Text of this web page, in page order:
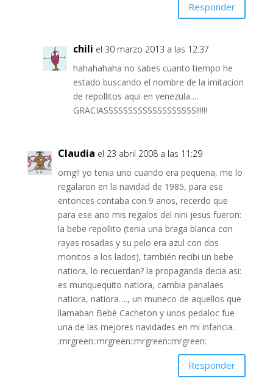
Responder
chili el 30 marzo 2013 a las 12:37
hahahahaha no sabes cuanto tiempo he
estado buscando el nombre de la imitacion
de repollitos aqui en venezula….
GRACIASSSSSSSSSSSSSSSSSSS!!!!!!
Claudia el 23 abril 2008 a las 11:29
omg!! yo tenia uno cuando era pequena, me lo
regalaron en la navidad de 1985, para ese
entonces contaba con 9 anos, recerdo que
para ese ano mis regalos del nini jesus fueron:
la bebe repollito (tenia una braga blanca con
rayas rosadas y su pelo era azul con dos
monitos a los lados), también recibi un bebe
natiora, lo recuerdan? la propaganda decia asi:
es munquequito natiora, cambia panalaes
natiora, natiora…., un muneco de aquellos que
llamaban Bebé Cacheton y unos pedaloc fue
una de las mejores navidades en mi infancia.
:mrgreen::mrgreen::mrgreen::mrgreen:
Responder